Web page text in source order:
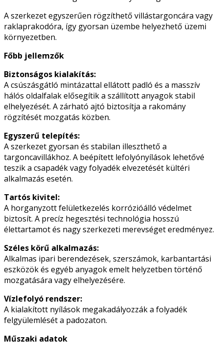
A szerkezet egyszerűen rögzíthető villástargoncára vagy
raklaprakodóra, így gyorsan üzembe helyezhető üzemi
környezetben.
Főbb jellemzők
Biztonságos kialakítás:
A csúszásgátló mintázattal ellátott padló és a masszív
hálós oldalfalak elősegítik a szállított anyagok stabil
elhelyezését. A zárható ajtó biztosítja a rakomány
rögzítését mozgatás közben.
Egyszerű telepítés:
A szerkezet gyorsan és stabilan illeszthető a
targoncavillákhoz. A beépített lefolyónyílások lehetővé
teszik a csapadék vagy folyadék elvezetését kültéri
alkalmazás esetén.
Tartós kivitel:
A horganyzott felületkezelés korrózióálló védelmet
biztosít. A precíz hegesztési technológia hosszú
élettartamot és nagy szerkezeti merevséget eredményez.
Széles körű alkalmazás:
Alkalmas ipari berendezések, szerszámok, karbantartási
eszközök és egyéb anyagok emelt helyzetben történő
mozgatására vagy elhelyezésére.
Vízlefolyó rendszer:
A kialakított nyílások megakadályozzák a folyadék
felgyülemlését a padozaton.
Műszaki adatok